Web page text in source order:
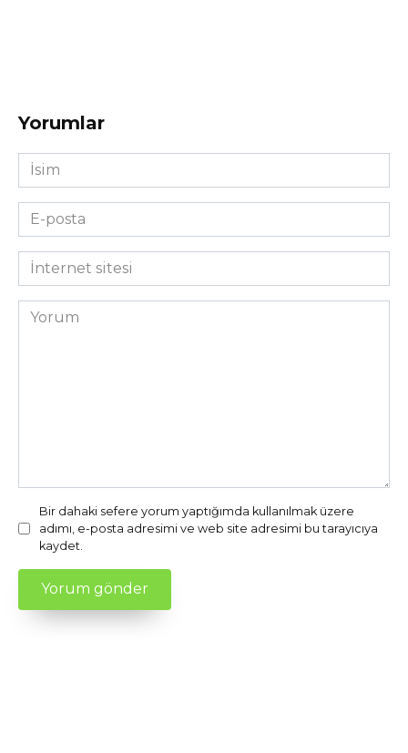
Yorumlar
İsim
*
E-
posta
*İnternet
sitesi
Yorum
Bir dahaki sefere yorum yaptığımda kullanılmak üzere
adımı, e-posta adresimi ve web site adresimi bu tarayıcıya
kaydet.